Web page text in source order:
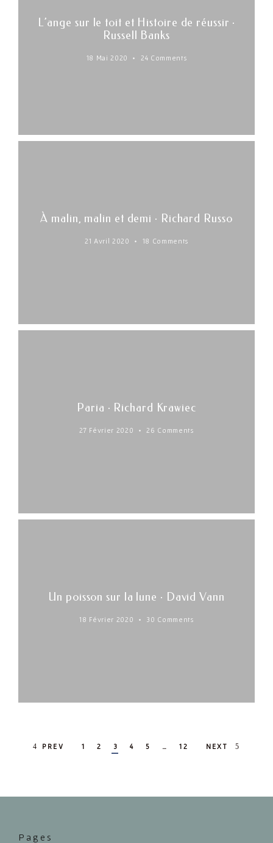
L’ange sur le toit et Histoire de réussir ·
Russell Banks
18 Mai 2020 24 Comments
À malin, malin et demi · Richard Russo
21 Avril 2020 18 Comments
Paria · Richard Krawiec
27 Février 2020 26 Comments
Un poisson sur la lune · David Vann
18 Février 2020 30 Comments
Posts
PREV 1 2 3 4 5 … 12 NEXT
Pages